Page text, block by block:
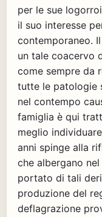
per le sue
il suo interesse
contemporaneo.
un tale coacervo
come sempre da
tutte le patologie
nel contempo
famiglia è qui
meglio
anni spinge alla
che albergano
portato di tali
produzione del
deflagrazione